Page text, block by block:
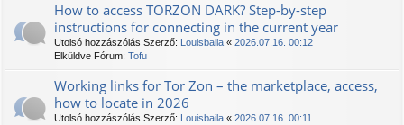
How to access TORZON DARK? Step-by-step
instructions for connecting in the current year
Utolsó hozzászólás Szerző: Louisbaila « 2026.07.16. 00:12
Elküldve Fórum: Tofu
Working links for Tor Zon – the marketplace, access,
how to locate in 2026
Utolsó hozzászólás Szerző: Louisbaila « 2026.07.16. 00:11